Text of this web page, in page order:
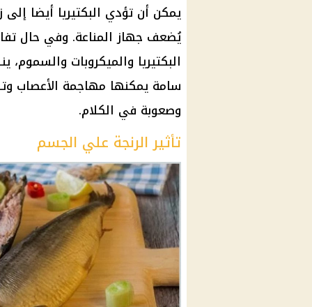
يمكن أن تؤدي البكتيريا أيضا إلى
يُضعف جهاز المناعة. وفي حال
البكتيريا والميكروبات
سامة يمكنها مهاجمة الأعصاب
وصعوبة في الكلام.
تأثير الرنجة علي الجسم